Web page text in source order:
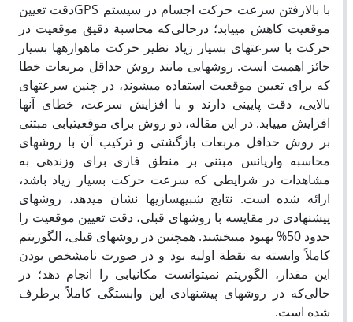
با بالارفتن سرعت حرکت اجسام در سیستم GPSدقت تعیین
موقعیت کاهش می­یابد؛ درحالی‌که محاسبة دقیق موقعیت در
حرکت با سرعت­های بسیار زیاد نظیر حرکت ماهواره­ها بسیار
حائز اهمیت است. روش­هایی مانند روش حداقل مربعات خطا
که برای تعیین موقعیت استفاده می­شوند، در چنین سرعت­های
بالایی، دقت پایینی دارند و با افزایش سرعت، خطای آن­ها
افزایش می­یابد. در این مقاله، دو روش برای موقعیت­یابی مبتنی
بر روش حداقل مربعات بازگشتی و ترکیب آن با روش­های
محاسبه واریانس مبتنی بر منطق فازی برای وزن­دهی به
مشاهدات در شرایطی که سرعت حرکت بسیار زیاد باشد،
ارائه شده است. نتایج شبیه­سازی­ها نشان می­دهد، روش­های
پیشنهادی در مقایسه با روش­های­ قبلی، دقت تعیین موقعیت را
حدود 50% بهبود می­بخشند. همچنین در روش­های قبلی، الگوریتم
کاملاً وابسته به نقطة اولیه بود و در صورت نامشخص بودن
این مقدار، الگوریتم نمی­توانست مکان­یابی را انجام دهد؛ در
حالی‌که در روش­های پیشنهادی این وابستگی کاملاً برطرف
شده است.